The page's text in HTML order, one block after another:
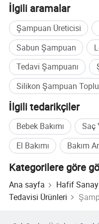
Atölye videosu
Şirket Profili
İlgili aramalar
Şampuan Üreticisi
Sabun Şampuan
Tedavi Şampuanı
Silikon Şampuan
İlgili tedarikçiler
Bebek Bakımı Saç
El Bakımı
Bakım
Kategorilere göre
Ana sayfa Hafif
Tedavisi Ürünleri